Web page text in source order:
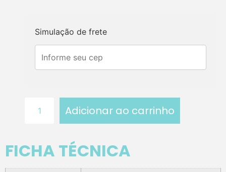
Simulação de frete
Adicionar ao carrinho
FICHA TÉCNICA